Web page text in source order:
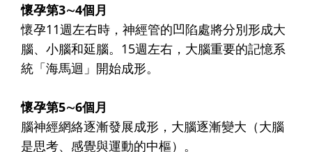
懷孕第3∼4個月
懷孕11週左右時，神經管的凹陷處將分別形成大
腦、小腦和延腦。15週左右，大腦重要的記憶系
統「海馬迴」開始成形。
懷孕第5∼6個月
腦神經網絡逐漸發展成形，大腦逐漸變大（大腦
是思考、感覺與運動的中樞）。